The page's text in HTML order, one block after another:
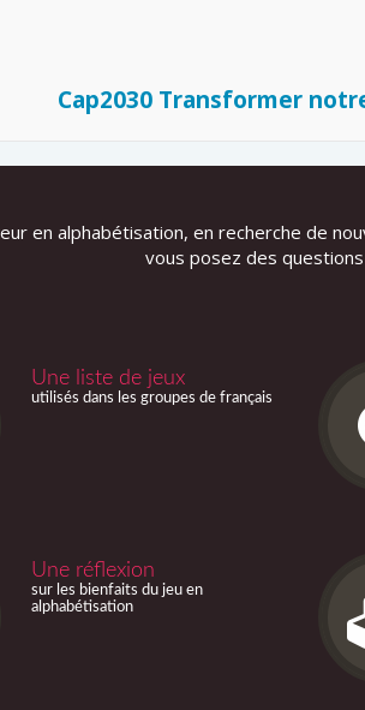
Cap2030 Transformer
en alphabétisation, en recherche de
vous posez des
Une liste de jeux
utilisés dans les groupes de français
Une réflexion
sur les bienfaits du jeu en
alphabétisation